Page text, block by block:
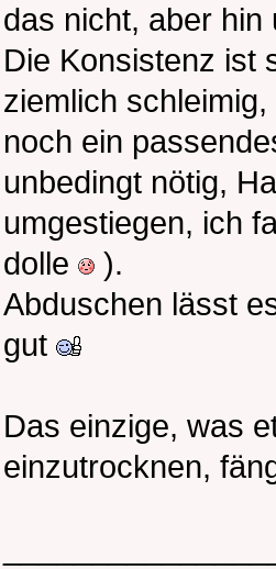
das nicht, aber hin
Die Konsistenz ist
ziemlich
noch ein
unbedingt nötig,
umgestiegen, ich
dolle
).
Abduschen lässt
gut
Das einzige, was
einzutrocknen,